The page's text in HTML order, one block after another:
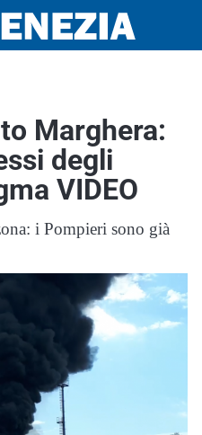
Marghera:
degli
VIDEO
i Pompieri sono già